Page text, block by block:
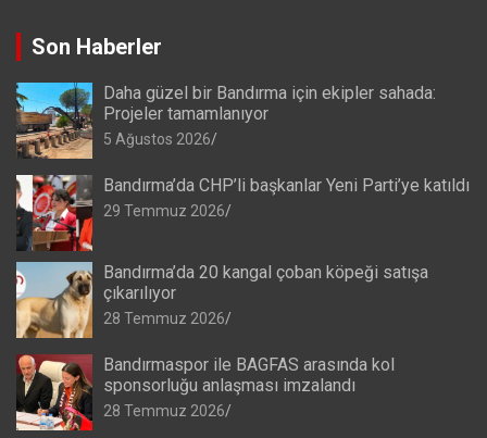
Son Haberler
Daha güzel bir Bandırma için ekipler sahada:
Projeler tamamlanıyor
5 Ağustos 2026
Bandırma’da CHP’li başkanlar Yeni Parti’ye katıldı
29 Temmuz 2026
Bandırma’da 20 kangal çoban köpeği satışa
çıkarılıyor
28 Temmuz 2026
Bandırmaspor ile BAGFAS arasında kol
sponsorluğu anlaşması imzalandı
28 Temmuz 2026